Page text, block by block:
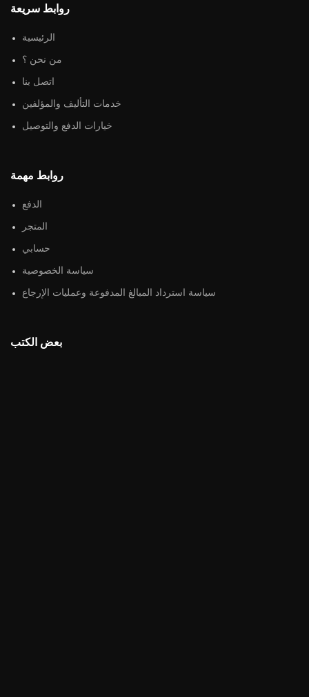
روابط سريعة
الرئيسية
من نحن ؟
اتصل بنا
خدمات التأليف والمؤلفين
خيارات الدفع والتوصيل
روابط مهمة
الدفع
المتجر
حسابي
سياسة الخصوصية
سياسة استرداد المبالغ المدفوعة وعمليات الإرجاع
بعض الكتب